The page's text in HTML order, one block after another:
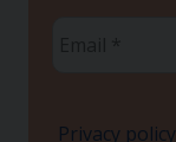
Privacy policy